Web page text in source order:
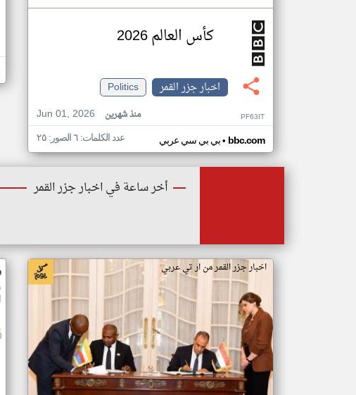
كأس العالم 2026
اخبار جزر القمر
Politics
Jun 01, 2026
منذ شهرين PF63IT
بي بي سي عربي• bbc.com عدد الكلمات: ٦ الصور: ٢٥
أخر ساعة في اخبار جزر القمر
اخبار جزر القمر من ار تي عربي